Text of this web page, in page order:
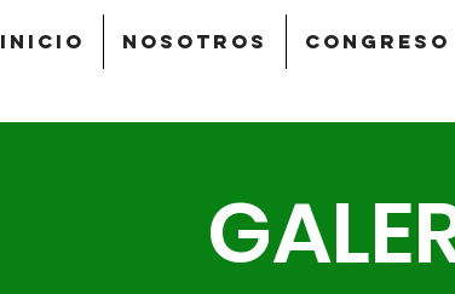
Inicio Nosotros CONGRESO